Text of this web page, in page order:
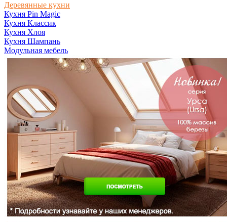
Деревянные кухни
Кухня Pin Magic
Кухня Классик
Кухня Хлоя
Кухня Шампань
Модульная мебель